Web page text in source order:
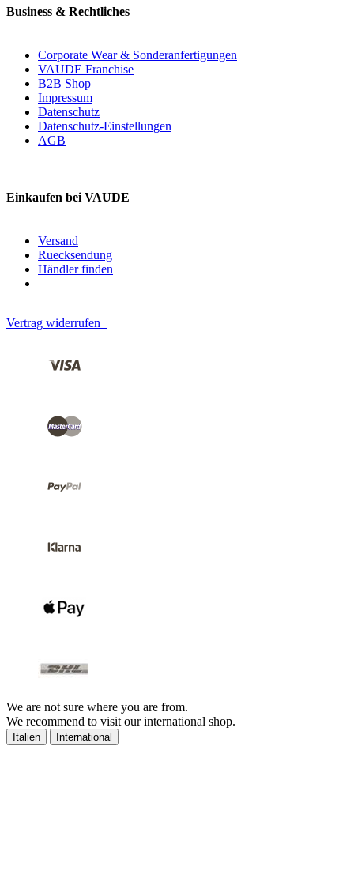
Business & Rechtliches
Corporate Wear & Sonderanfertigungen
VAUDE Franchise
B2B Shop
Impressum
Datenschutz
Datenschutz-Einstellungen
AGB
Einkaufen bei VAUDE
Versand
Ruecksendung
Händler finden
Vertrag widerrufen
We are not sure where you are from.
We recommend to visit our international shop.
Italien International